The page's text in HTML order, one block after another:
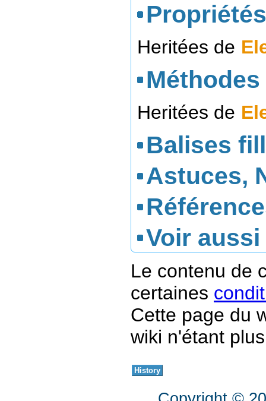
Heritées de
Heritées de
Balises
Astuces,
Voir aussi
Le contenu de
certaines
Cette page du
wiki n'étant